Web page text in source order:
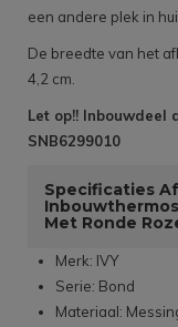
een andere plek in
De breedte van het
4,2 cm.
Let op!!
SNB6299010
Specificaties
Met Ronde
Merk: IVY
Serie: Bond
Materiaal: